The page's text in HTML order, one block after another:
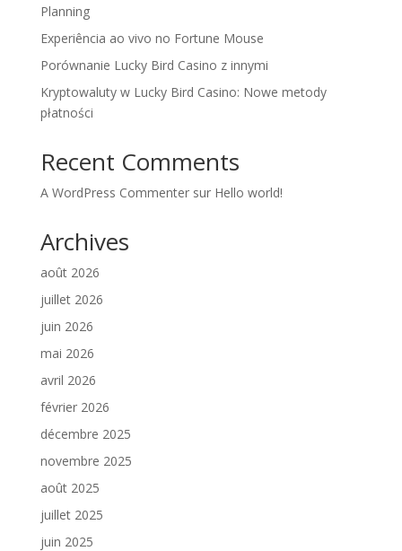
Planning
Experiência ao vivo no Fortune Mouse
Porównanie Lucky Bird Casino z innymi
Kryptowaluty w Lucky Bird Casino: Nowe metody
płatności
Recent Comments
A WordPress Commentersur Hello world!
Archives
août 2026
juillet 2026
juin 2026
mai 2026
avril 2026
février 2026
décembre 2025
novembre 2025
août 2025
juillet 2025
juin 2025